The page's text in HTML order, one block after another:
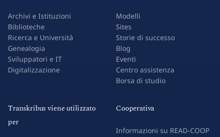
Archivi e Istituzioni
Biblioteche
Ricerca e Università
Genealogia
Sviluppatori e IT
Digitalizzazione
Modelli
Sites
Storie di successo
Blog
Eventi
Centro assistenza
Borsa di studio
Transkribus viene utilizzato
per
Cooperativa
Informazioni su READ-COOP